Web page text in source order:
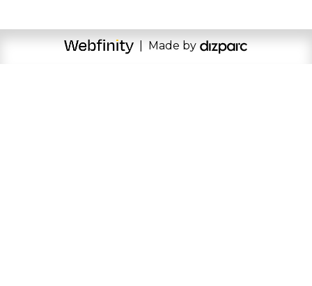
| Made by